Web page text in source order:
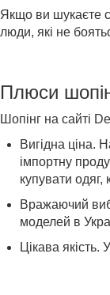
Якщо ви шукаєте
люди, які не
Плюси
Шопінг на сайті
Вигідна ціна.
імпортну
купувати одяг,
Вражаючий
моделей в
Цікава якість. У